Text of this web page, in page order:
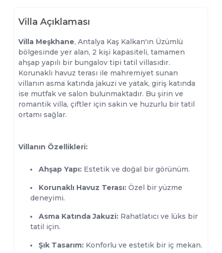
Villa Açıklaması
Villa Meşkhane, Antalya Kaş Kalkan'ın Üzümlü
bölgesinde yer alan, 2 kişi kapasiteli, tamamen
ahşap yapılı bir bungalov tipi tatil villasıdır.
Korunaklı havuz terası ile mahremiyet sunan
villanın asma katında jakuzi ve yatak, giriş katında
ise mutfak ve salon bulunmaktadır. Bu şirin ve
romantik villa, çiftler için sakin ve huzurlu bir tatil
ortamı sağlar.
Villanın Özellikleri:
Ahşap Yapı: Estetik ve doğal bir görünüm.
Korunaklı Havuz Terası: Özel bir yüzme
deneyimi.
Asma Katında Jakuzi: Rahatlatıcı ve lüks bir
tatil için.
Şık Tasarım: Konforlu ve estetik bir iç mekan.